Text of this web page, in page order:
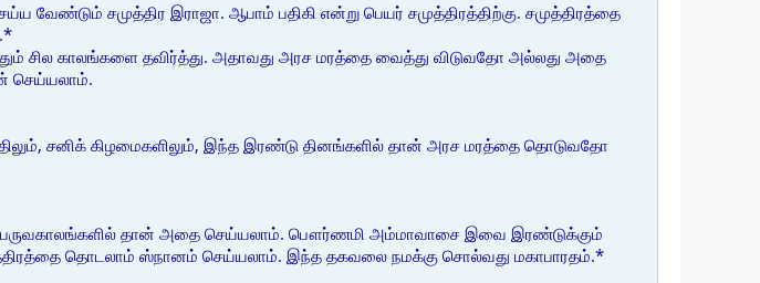
வேண்டும் சமுத்திர இராஜா. ஆபாம் பதிகி என்று பெயர் சமுத்திரத்திற்கு. சமுத்திரத்தை
சில காலங்களை தவிர்த்து. அதாவது அரச மரத்தை வைத்து விடுவதோ அல்லது அதை
செய்யலாம்.
சனிக் கிழமைகளிலும், இந்த இரண்டு தினங்களில் தான் அரச மரத்தை தொடுவதோ
தான் அதை செய்யலாம். பௌர்ணமி அம்மாவாசை இவை இரண்டுக்கும்
தொடலாம் ஸ்நானம் செய்யலாம். இந்த தகவலை நமக்கு சொல்வது மகாபாரதம்.*